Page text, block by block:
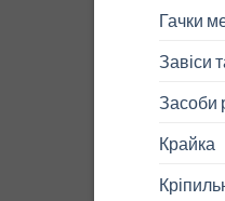
Гачки
Завіси
Засоби
Крайка